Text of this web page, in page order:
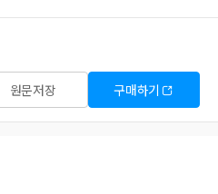
원문저장 구매하기